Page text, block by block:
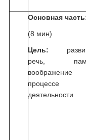
Основная
(8 мин)
Цель:
речь,
процессе
деятельности